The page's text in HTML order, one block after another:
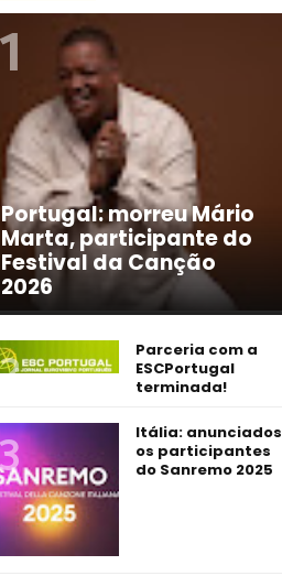
Portugal: morreu Mário
Marta, participante do
Festival da Canção
2026
Parceria com a
ESCPortugal
terminada!
Itália: anunciados
os participantes
do Sanremo 2025